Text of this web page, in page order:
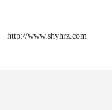
http://www.shyhrz.com